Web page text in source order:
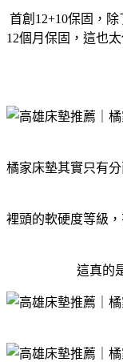
首創12+10保固，
12個月保固，這也
橘家床墊其實只有
裡頭的軟硬度等級
這真的